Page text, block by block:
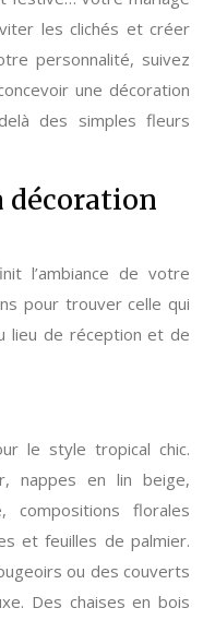
les clichés et créer
personnalité, suivez
une décoration
des simples fleurs
décoration
l’ambiance de votre
pour trouver celle qui
lieu de réception et de
le style tropical chic.
nappes en lin beige,
florales
et feuilles de palmier.
ou des couverts
Des chaises en bois